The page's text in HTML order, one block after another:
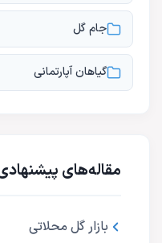
جام گل
گیاهان آپارتمانی
مقاله‌های پیشنهادی
بازار گل محلاتی